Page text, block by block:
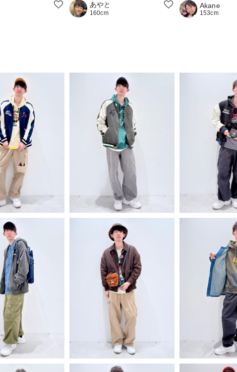
あやと
160cm
Akane
153cm